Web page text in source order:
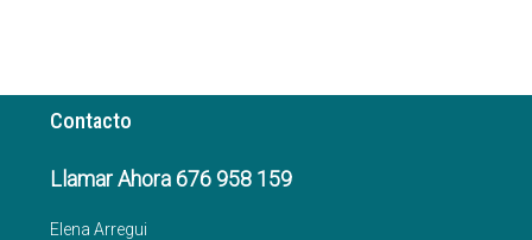
Contacto
Llamar Ahora 676 958 159
Elena Arregui